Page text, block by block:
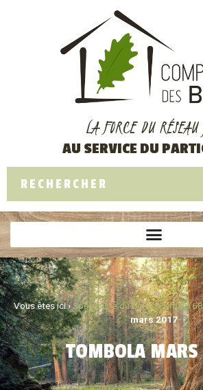
LA FORCE DU RÉSEAU
AU SERVICE DU
Vous êtes ici ›Spécialiste du bois à Cernay
mars 2017
TOMBOLA